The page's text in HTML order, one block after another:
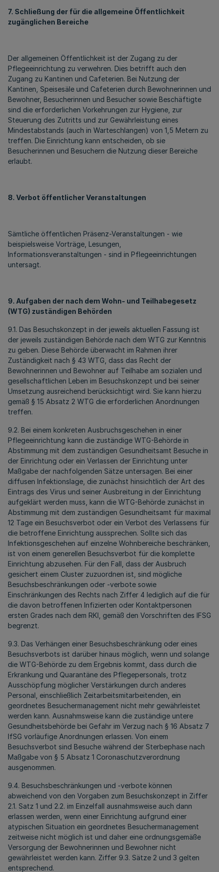
7. Schließung der für die allgemeine Öffentlichkeit
zugänglichen Bereiche
Der allgemeinen Öffentlichkeit ist der Zugang zu der
Pflegeeinrichtung zu verwehren. Dies betrifft auch den
Zugang zu Kantinen und Cafeterien. Bei Nutzung der
Kantinen, Speisesäle und Cafeterien durch Bewohnerinnen und
Bewohner, Besucherinnen und Besucher sowie Beschäftigte
sind die erforderlichen Vorkehrungen zur Hygiene, zur
Steuerung des Zutritts und zur Gewährleistung eines
Mindestabstands (auch in Warteschlangen) von 1,5 Metern zu
treffen. Die Einrichtung kann entscheiden, ob sie
Besucherinnen und Besuchern die Nutzung dieser Bereiche
erlaubt.
8. Verbot öffentlicher Veranstaltungen
Sämtliche öffentlichen Präsenz-Veranstaltungen - wie
beispielsweise Vorträge, Lesungen,
Informationsveranstaltungen - sind in Pflegeeinrichtungen
untersagt.
9. Aufgaben der nach dem Wohn- und Teilhabegesetz
(WTG) zuständigen Behörden
9.1. Das Besuchskonzept in der jeweils aktuellen Fassung ist
der jeweils zuständigen Behörde nach dem WTG zur Kenntnis
zu geben. Diese Behörde überwacht im Rahmen ihrer
Zuständigkeit nach § 43 WTG, dass das Recht der
Bewohnerinnen und Bewohner auf Teilhabe am sozialen und
gesellschaftlichen Leben im Besuchskonzept und bei seiner
Umsetzung ausreichend berücksichtigt wird. Sie kann hierzu
gemäß § 15 Absatz 2 WTG die erforderlichen Anordnungen
treffen.
9.2. Bei einem konkreten Ausbruchsgeschehen in einer
Pflegeeinrichtung kann die zuständige WTG-Behörde in
Abstimmung mit dem zuständigen Gesundheitsamt Besuche in
der Einrichtung oder ein Verlassen der Einrichtung unter
Maßgabe der nachfolgenden Sätze untersagen. Bei einer
diffusen Infektionslage, die zunächst hinsichtlich der Art des
Eintrags des Virus und seiner Ausbreitung in der Einrichtung
aufgeklärt werden muss, kann die WTG-Behörde zunächst in
Abstimmung mit dem zuständigen Gesundheitsamt für maximal
12 Tage ein Besuchsverbot oder ein Verbot des Verlassens für
die betroffene Einrichtung aussprechen. Sollte sich das
Infektionsgeschehen auf einzelne Wohnbereiche beschränken,
ist von einem generellen Besuchsverbot für die komplette
Einrichtung abzusehen. Für den Fall, dass der Ausbruch
gesichert einem Cluster zuzuordnen ist, sind mögliche
Besuchsbeschränkungen oder -verbote sowie
Einschränkungen des Rechts nach Ziffer 4 lediglich auf die für
die davon betroffenen Infizierten oder Kontaktpersonen
ersten Grades nach dem RKI, gemäß den Vorschriften des IFSG
begrenzt.
9.3. Das Verhängen einer Besuchsbeschränkung oder eines
Besuchsverbots ist darüber hinaus möglich, wenn und solange
die WTG-Behörde zu dem Ergebnis kommt, dass durch die
Erkrankung und Quarantäne des Pflegepersonals, trotz
Ausschöpfung möglicher Verstärkungen durch anderes
Personal, einschließlich Zeitarbeitsmitarbeitenden, ein
geordnetes Besuchermanagement nicht mehr gewährleistet
werden kann. Ausnahmsweise kann die zuständige untere
Gesundheitsbehörde bei Gefahr im Verzug nach § 16 Absatz 7
IfSG vorläufige Anordnungen erlassen. Von einem
Besuchsverbot sind Besuche während der Sterbephase nach
Maßgabe von § 5 Absatz 1 Coronaschutzverordnung
ausgenommen.
9.4. Besuchsbeschränkungen und -verbote können
abweichend von den Vorgaben zum Besuchskonzept in Ziffer
2.1. Satz 1 und 2.2. im Einzelfall ausnahmsweise auch dann
erlassen werden, wenn einer Einrichtung aufgrund einer
atypischen Situation ein geordnetes Besuchermanagement
zeitweise nicht möglich ist und daher eine ordnungsgemäße
Versorgung der Bewohnerinnen und Bewohner nicht
gewährleistet werden kann. Ziffer 9.3. Sätze 2 und 3 gelten
entsprechend.